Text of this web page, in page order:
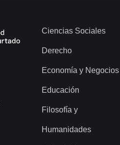
Ciencias Sociales
Derecho
Economía y Negocios
Educación
Filosofía y
Humanidades